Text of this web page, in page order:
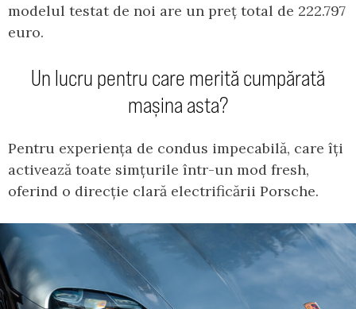
modelul testat de noi are un preț total de 222.797
euro.
Un lucru pentru care merită cumpărată
mașina asta?
Pentru experiența de condus impecabilă, care îți
activează toate simțurile într-un mod fresh,
oferind o direcție clară electrificării Porsche.